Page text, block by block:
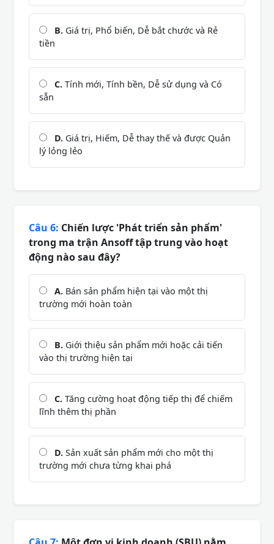
B. Giá trị, Phổ biến, Dễ bắt chước và Rẻ
tiền
C. Tính mới, Tính bền, Dễ sử dụng và Có
sẵn
D. Giá trị, Hiếm, Dễ thay thế và được Quản
lý lỏng lẻo
Câu 6: Chiến lược 'Phát triển sản phẩm'
trong ma trận Ansoff tập trung vào hoạt
động nào sau đây?
A. Bán sản phẩm hiện tại vào một thị
trường mới hoàn toàn
B. Giới thiệu sản phẩm mới hoặc cải tiến
vào thị trường hiện tại
C. Tăng cường hoạt động tiếp thị để chiếm
lĩnh thêm thị phần
D. Sản xuất sản phẩm mới cho một thị
trường mới chưa từng khai phá